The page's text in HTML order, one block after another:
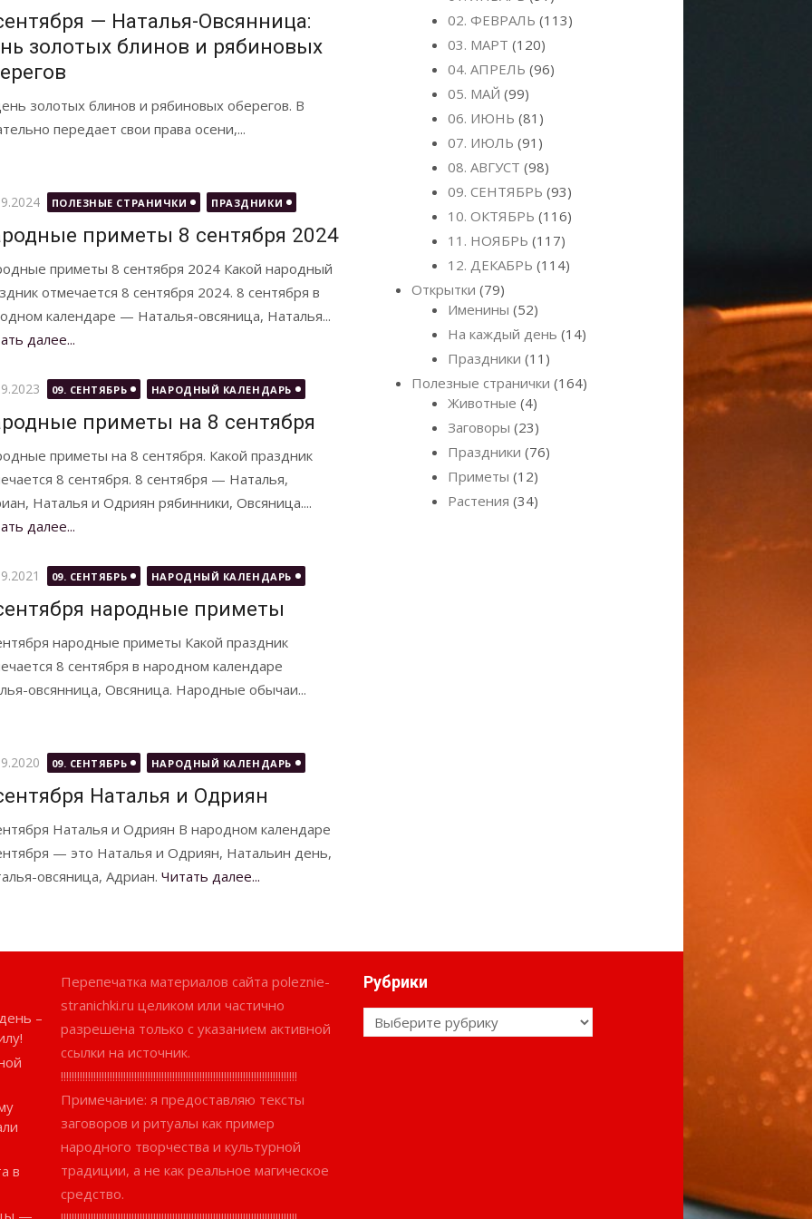
— Наталья-Овсянница:
золотых блинов и рябиновых
золотых блинов и рябиновых оберегов. В
передает свои права осени,...
ПОЛЕЗНЫЕ СТРАНИЧКИ ПРАЗДНИКИ
приметы 8 сентября 2024
приметы 8 сентября 2024 Какой народный
отмечается 8 сентября 2024. 8 сентября в
календаре — Наталья-овсяница, Наталья...
далее...
09. СЕНТЯБРЬ НАРОДНЫЙ КАЛЕНДАРЬ
приметы на 8 сентября
приметы на 8 сентября. Какой праздник
8 сентября. 8 сентября — Наталья,
Наталья и Одриян рябинники, Овсяница....
далее...
09. СЕНТЯБРЬ НАРОДНЫЙ КАЛЕНДАРЬ
народные приметы
народные приметы Какой праздник
8 сентября в народном календаре
овсянница, Овсяница. Народные обычаи...
09. СЕНТЯБРЬ НАРОДНЫЙ КАЛЕНДАРЬ
Наталья и Одриян
Наталья и Одриян В народном календаре
— это Наталья и Одриян, Натальин день,
овсяница, Адриан. Читать далее...
02. ФЕВРАЛЬ (113)
03. МАРТ (120)
04. АПРЕЛЬ (96)
05. МАЙ (99)
06. ИЮНЬ (81)
07. ИЮЛЬ (91)
08. АВГУСТ (98)
09. СЕНТЯБРЬ (93)
10. ОКТЯБРЬ (116)
11. НОЯБРЬ (117)
12. ДЕКАБРЬ (114)
Открытки (79)
Именины (52)
На каждый день (14)
Праздники (11)
Полезные странички (164)
Животные (4)
Заговоры (23)
Праздники (76)
Приметы (12)
Растения (34)
–
в
—
Перепечатка материалов сайта poleznie-
stranichki.ru целиком или частично
разрешена только с указанием активной
ссылки на источник.
!!!!!!!!!!!!!!!!!!!!!!!!!!!!!!!!!!!!!!!!!!!!!!!!!!!!!!!!!!!!!!!!!!!!!!!!!!!!!!!!!!!!!!!
Примечание: я предоставляю тексты
заговоров и ритуалы как пример
народного творчества и культурной
традиции, а не как реальное магическое
средство.
Рубрики
Рубрики